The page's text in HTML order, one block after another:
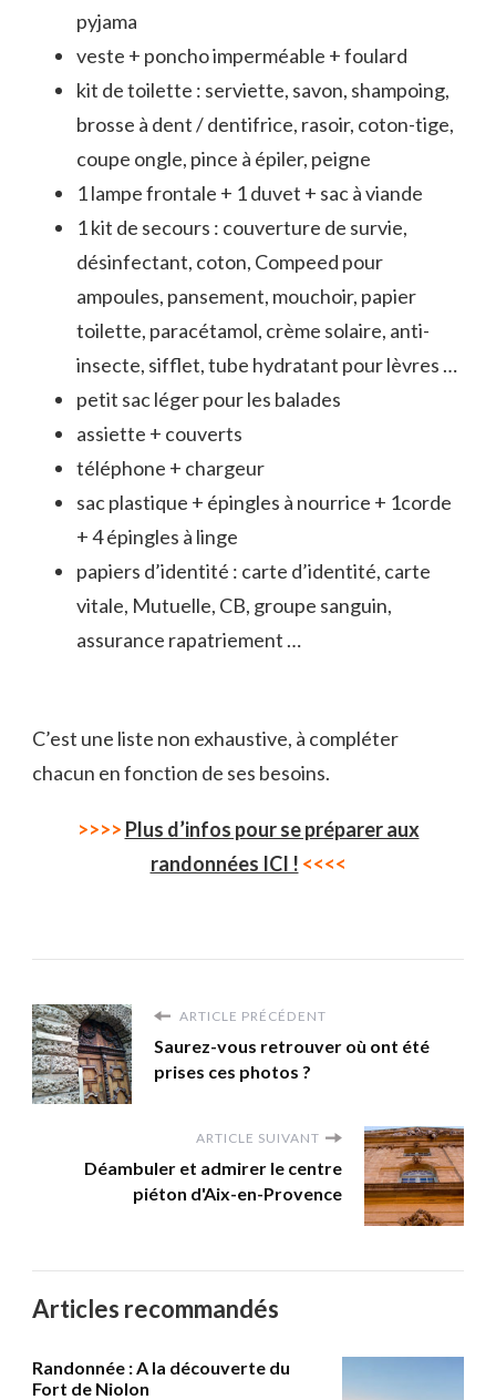
pyjama
veste + poncho imperméable +foulard
kit de toilette : serviette, savon, shampoing,
brosse à dent / dentifrice, rasoir, coton-tige,
coupe ongle, pince à épiler, peigne
1 lampe frontale + 1 duvet + sac à viande
1 kit de secours : couverture de survie,
désinfectant, coton, Compeed pour
ampoules, pansement, mouchoir, papier
toilette, paracétamol, crème solaire, anti-
insecte, sifflet, tube hydratant pour lèvres …
petit sac léger pour les balades
assiette + couverts
téléphone + chargeur
sac plastique + épingles à nourrice + 1corde
+ 4 épingles à linge
papiers d’identité : carte d’identité, carte
vitale, Mutuelle, CB, groupe sanguin,
assurance rapatriement …
C’est une liste non exhaustive, à compléter
chacun en fonction de ses besoins.
>>>> Plus d’infos pour se préparer aux
randonnées ICI ! <<<<
ARTICLE PRÉCÉDENT
Saurez-vous retrouver où ont été
prises ces photos ?
ARTICLE SUIVANT
Déambuler et admirer le centre
piéton d'Aix-en-Provence
Articles recommandés
Randonnée : A la découverte du
Fort de Niolon